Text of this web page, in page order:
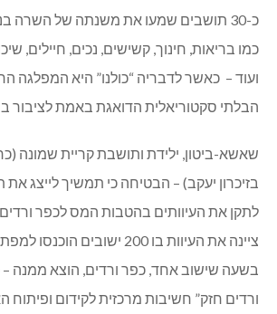
כ-30 תושבים שמעו את משנתה של השרה
כמו בריאות, חינוך, קשישים, נכים, חיילים,
ועוד – כאשר לדבריה “כולנו” היא המפלגה
הבלתי סקטוריאלית הדואגת באמת לציבור
שאשא-ביטון, ילידת ותושבת קריית שמונה
בזיכרון יעקב) – הבטיחה כי תמשיך לייצג את
לתקן את העיוותים בהטבות המס לכפר ורדים
ציינה את העיוות בו 200 ישובים
בשעה שישוב אחד, כפר ורדים, הוצא ממנה
ורדים חזק” חשיבות מרכזית לקידום ופיתוח